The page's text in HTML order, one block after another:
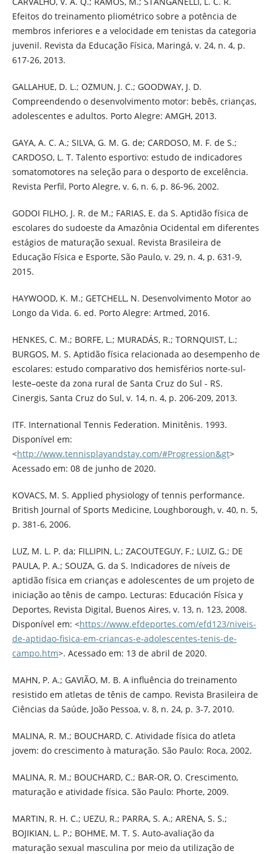
Efeitos do treinamento pliométrico sobre a potência de
membros inferiores e a velocidade em tenistas da categoria
juvenil. Revista da Educação Física, Maringá, v. 24, n. 4, p.
617-26, 2013.
GALLAHUE, D. L.; OZMUN, J. C.; GOODWAY, J. D.
Compreendendo o desenvolvimento motor: bebês, crianças,
adolescentes e adultos. Porto Alegre: AMGH, 2013.
GAYA, A. C. A.; SILVA, G. M. G. de; CARDOSO, M. F. de S.;
CARDOSO, L. T. Talento esportivo: estudo de indicadores
somatomotores na seleção para o desporto de excelência.
Revista Perfil, Porto Alegre, v. 6, n. 6, p. 86-96, 2002.
GODOI FILHO, J. R. de M.; FARIAS, E. da S. Aptidão física de
escolares do sudoeste da Amazônia Ocidental em diferentes
estágios de maturação sexual. Revista Brasileira de
Educação Física e Esporte, São Paulo, v. 29, n. 4, p. 631-9,
2015.
HAYWOOD, K. M.; GETCHELL, N. Desenvolvimento Motor ao
Longo da Vida. 6. ed. Porto Alegre: Artmed, 2016.
HENKES, C. M.; BORFE, L.; MURADÁS, R.; TORNQUIST, L.;
BURGOS, M. S. Aptidão física relacionada ao desempenho de
escolares: estudo comparativo dos hemisférios norte-sul-
leste–oeste da zona rural de Santa Cruz do Sul - RS.
Cinergis, Santa Cruz do Sul, v. 14, n. 4, p. 206-209, 2013.
ITF. International Tennis Federation. Minitênis. 1993.
Disponível em:
<http://www.tennisplayandstay.com/#Progression&gt>
Acessado em: 08 de junho de 2020.
KOVACS, M. S. Applied physiology of tennis performance.
British Journal of Sports Medicine, Loughborough, v. 40, n. 5,
p. 381-6, 2006.
LUZ, M. L. P. da; FILLIPIN, L.; ZACOUTEGUY, F.; LUIZ, G.; DE
PAULA, P. A.; SOUZA, G. da S. Indicadores de níveis de
aptidão física em crianças e adolescentes de um projeto de
iniciação ao tênis de campo. Lecturas: Educación Física y
Deportes, Revista Digital, Buenos Aires, v. 13, n. 123, 2008.
Disponível em: <https://www.efdeportes.com/efd123/niveis-
de-aptidao-fisica-em-criancas-e-adolescentes-tenis-de-
campo.htm>. Acessado em: 13 de abril de 2020.
MAHN, P. A.; GAVIÃO, M. B. A influência do treinamento
resistido em atletas de tênis de campo. Revista Brasileira de
Ciências da Saúde, João Pessoa, v. 8, n. 24, p. 3-7, 2010.
MALINA, R. M.; BOUCHARD, C. Atividade física do atleta
jovem: do crescimento à maturação. São Paulo: Roca, 2002.
MALINA, R. M.; BOUCHARD, C.; BAR-OR, O. Crescimento,
maturação e atividade física. São Paulo: Phorte, 2009.
MARTIN, R. H. C.; UEZU, R.; PARRA, S. A.; ARENA, S. S.;
BOJIKIAN, L. P.; BOHME, M. T. S. Auto-avaliação da
maturação sexual masculina por meio da utilização de